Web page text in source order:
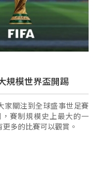
規模世界盃開踢
家關注到全球盛事世足賽
賽制規模史上最大的一
多的比賽可以觀賞。